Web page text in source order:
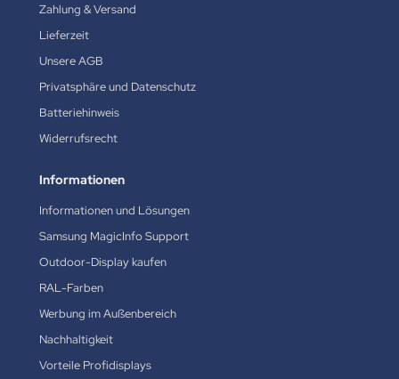
Zahlung & Versand
Lieferzeit
Unsere AGB
Privatsphäre und Datenschutz
Batteriehinweis
Widerrufsrecht
Informationen
Informationen und Lösungen
Samsung MagicInfo Support
Outdoor-Display kaufen
RAL-Farben
Werbung im Außenbereich
Nachhaltigkeit
Vorteile Profidisplays